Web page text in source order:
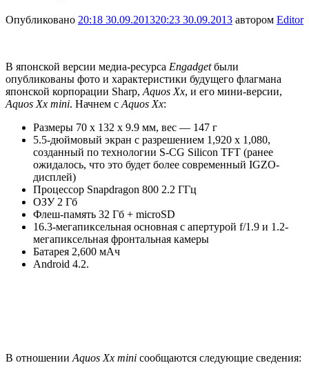
Опубликовано 20:18 30.09.201320:23 30.09.2013 автором Editor
В японской версии медиа-ресурса Engadgetбыли
опубликованы фото и характеристики будущего флагмана
японской корпорации Sharp, Aquos Xx, и его мини-версии,
Aquos Xx mini. Начнем с Aquos Xx:
Размеры 70 x 132 x 9.9 мм, вес — 147 г
5.5-дюймовый экран с разрешением 1,920 x 1,080,
созданный по технологии S-CG Silicon TFT (ранее
ожидалось, что это будет более современный IGZO-
дисплей)
Процессор Snapdragon 800 2.2 ГГц
ОЗУ 2 Гб
Флеш-память 32 Гб + microSD
16.3-мегапиксельная основная с апертурой f/1.9 и 1.2-
мегапиксельная фронтальная камеры
Батарея 2,600 мАч
Android 4.2.
В отношении Aquos Xx mini сообщаются следующие сведения: